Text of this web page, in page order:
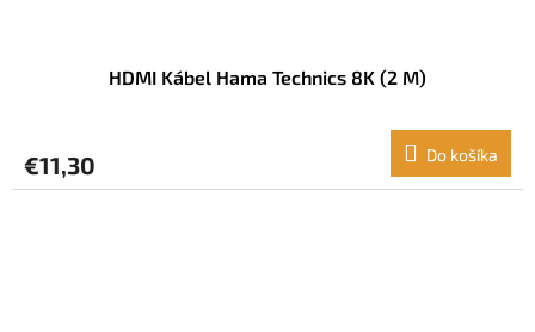
HDMI Kábel Hama Technics 8K (2 M)
€11,30 Do košíka